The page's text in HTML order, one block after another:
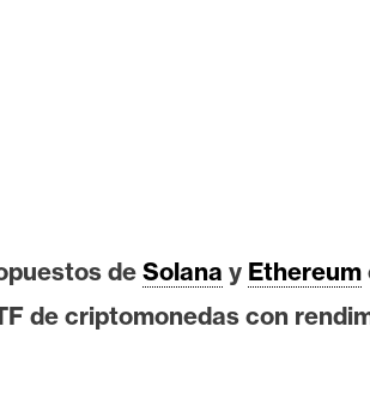
de Solana y Ethereum
de criptomonedas con